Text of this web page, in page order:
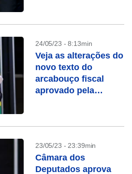
Câmara
24/05/23 - 8:13min
Veja as alterações do
novo texto do
arcabouço fiscal
aprovado pela
23/05/23 - 23:39min
Câmara dos
Deputados aprova